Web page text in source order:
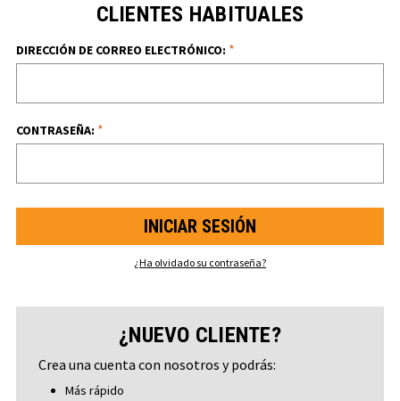
CLIENTES HABITUALES
DIRECCIÓN DE CORREO ELECTRÓNICO: *
CONTRASEÑA: *
¿Ha olvidado su contraseña?
¿NUEVO CLIENTE?
Crea una cuenta con nosotros y podrás:
Más rápido